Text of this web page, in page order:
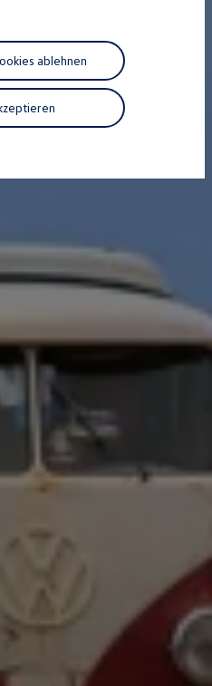
Zubehör
Bus Festival 2023
ablehnen